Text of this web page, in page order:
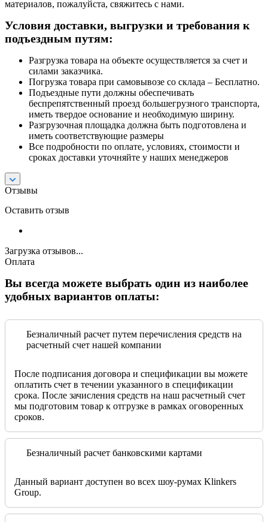
материалов, пожалуйста, свяжитесь с нами.
Условия доставки, выгрузки и требования к
подъездным путям:
Разгрузка товара на объекте осуществляется за счет и
силами заказчика.
Погрузка товара при самовывозе со склада – Бесплатно.
Подъездные пути должны обеспечивать
беспрепятственный проезд большегрузного транспорта,
иметь твердое основание и необходимую ширину.
Разгрузочная площадка должна быть подготовлена и
иметь соответствующие размеры
Все подробности по оплате, условиях, стоимости и
сроках доставки уточняйте у наших менеджеров
Отзывы
Оставить отзыв
Загрузка отзывов...
Оплата
Вы всегда можете выбрать один из наиболее
удобных вариантов оплаты:
Безналичный расчет путем перечисления средств на
расчетный счет нашей компании
После подписания договора и спецификации вы можете
оплатить счет в течении указанного в спецификации
срока. После зачисления средств на наш расчетный счет
мы подготовим товар к отгрузке в рамках оговоренных
сроков.
Безналичный расчет банковскими картами
Данный вариант доступен во всех шоу-румах Klinkers
Group.